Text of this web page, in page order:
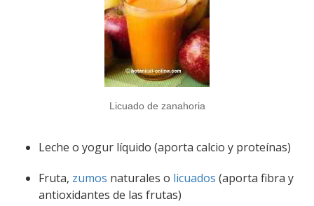
Licuado de zanahoria
Leche o yogur líquido (aporta calcio y proteínas)
Fruta, zumos naturales o licuados (aporta fibra y
antioxidantes de las frutas)